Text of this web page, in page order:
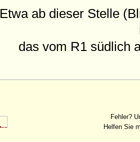
Etwa ab dieser Stelle
das vom R1 südlich
Fehler?
Helfen Sie